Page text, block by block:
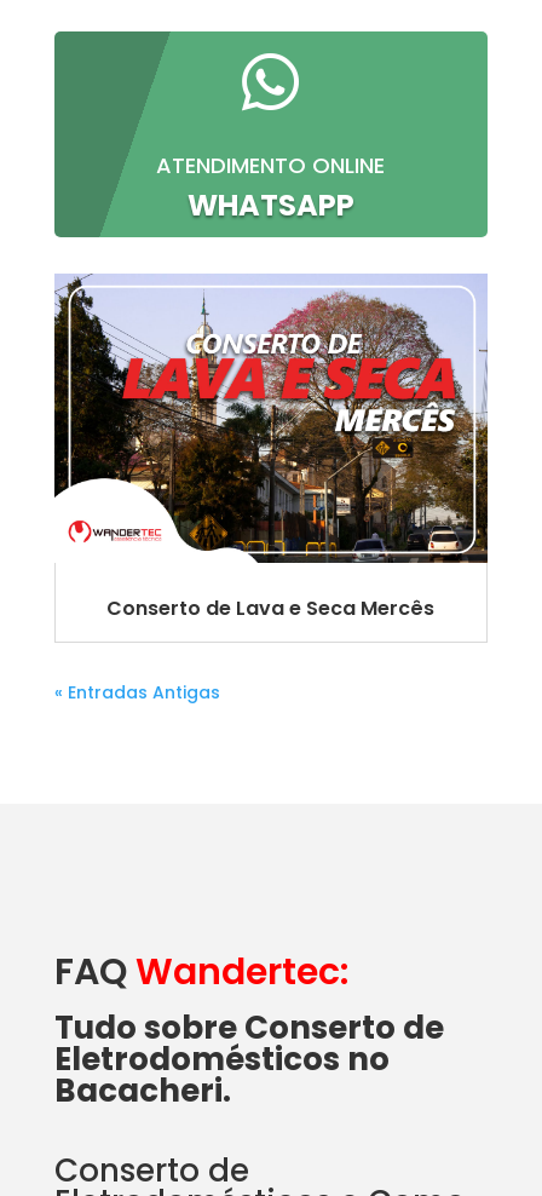

ATENDIMENTO ONLINE
WHATSAPP
Conserto de Lava e Seca Mercês
« Entradas Antigas
FAQWandertec:
Tudo sobre Conserto de
Eletrodomésticos no
Bacacheri.
Conserto de